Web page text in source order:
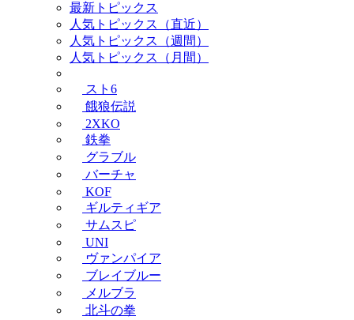
最新トピックス
人気トピックス（直近）
人気トピックス（週間）
人気トピックス（月間）
スト6
餓狼伝説
2XKO
鉄拳
グラブル
バーチャ
KOF
ギルティギア
サムスピ
UNI
ヴァンパイア
ブレイブルー
メルブラ
北斗の拳